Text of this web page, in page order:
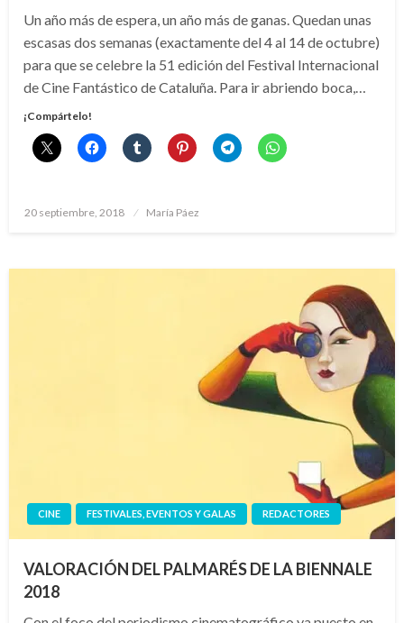
Un año más de espera, un año más de ganas. Quedan unas
escasas dos semanas (exactamente del 4 al 14 de octubre)
para que se celebre la 51 edición del Festival Internacional
de Cine Fantástico de Cataluña. Para ir abriendo boca,…
¡Compártelo!
Publicado
20 septiembre, 2018 María Páez
CINE FESTIVALES, EVENTOS Y GALAS REDACTORES
VALORACIÓN DEL PALMARÉS DE LA BIENNALE
2018